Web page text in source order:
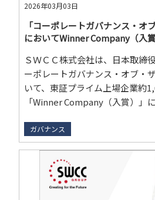
2026年03月03日
「コーポレートガバナンス・オ
においてWinner Company（入
ＳＷＣＣ株式会社は、日本取締
ーポレートガバナンス・オブ・
いて、東証プライム上場企業約
「Winner Company（入賞）」
ガバナンス